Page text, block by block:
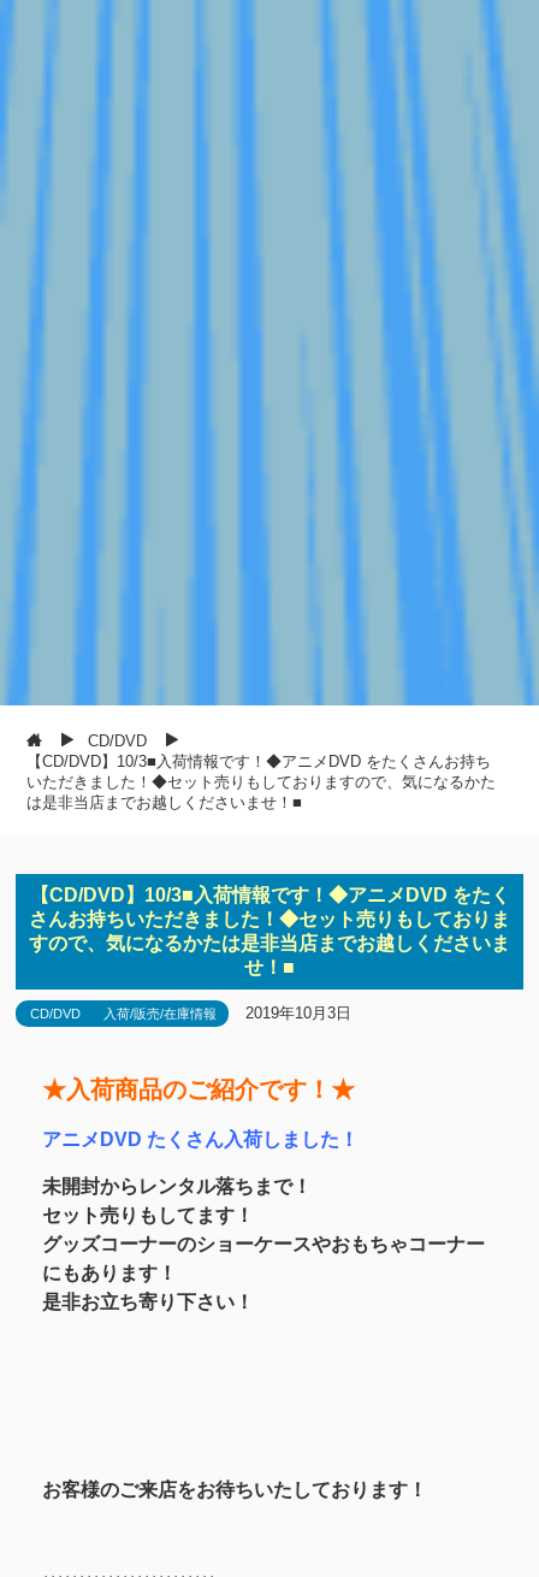
CD/DVD
【CD/DVD】10/3■入荷情報です！◆アニメDVD をたくさんお持ち
いただきました！◆セット売りもしておりますので、気になるかた
は是非当店までお越しくださいませ！■
【CD/DVD】10/3■入荷情報です！◆アニメDVD をたく
さんお持ちいただきました！◆セット売りもしておりま
すので、気になるかたは是非当店までお越しくださいま
せ！■
CD/DVD 入荷/販売/在庫情報 2019年10月3日
★入荷商品のご紹介です！★
アニメDVD たくさん入荷しました！
未開封からレンタル落ちまで！
セット売りもしてます！
グッズコーナーのショーケースやおもちゃコーナー
にもあります！
是非お立ち寄り下さい！
お客様のご来店をお待ちいたしております！